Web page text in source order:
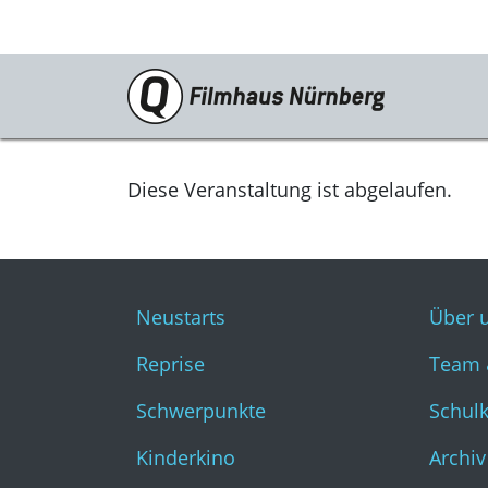
Programm
Neustarts
Kinderkino
Stummfilm
Cine International
Filmclub
Diese Veranstaltung ist abgelaufen.
Neustarts
Reprise
Schwerpunkte
Kinderkino
Über
Team
Archiv